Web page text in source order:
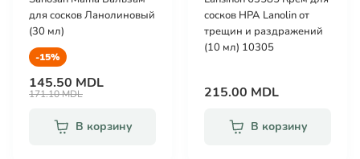
для сосков Ланолиновый
(30 мл)
-15%
145.50 MDL
171.10 MDL
В корзину
сосков HPA Lanolin от
трещин и раздражений
(10 мл) 10305
215.00 MDL
В корзину